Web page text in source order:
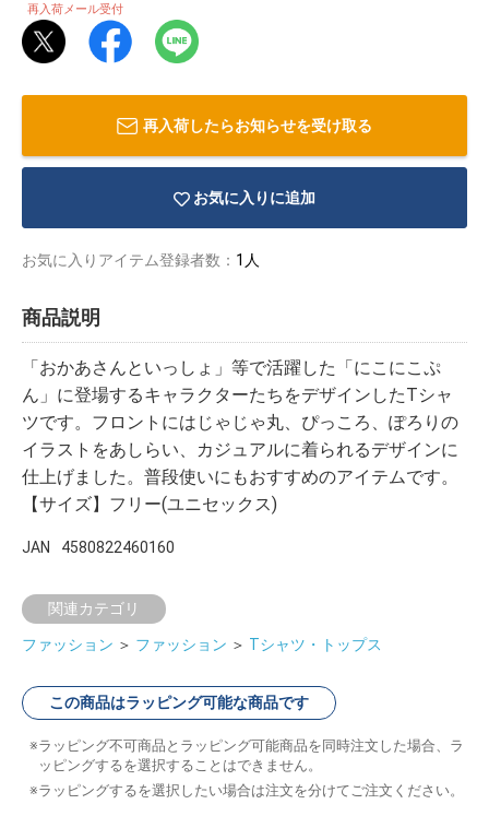
再入荷メール受付
再入荷したらお知らせを受け取る
お気に入りに追加
お気に入りアイテム登録者数： 1人
商品説明
「おかあさんといっしょ」等で活躍した「にこにこぷ
ん」に登場するキャラクターたちをデザインしたTシャ
ツです。フロントにはじゃじゃ丸、ぴっころ、ぽろりの
イラストをあしらい、カジュアルに着られるデザインに
仕上げました。普段使いにもおすすめのアイテムです。
【サイズ】フリー(ユニセックス)
JAN 4580822460160
関連カテゴリ
ファッション ＞ ファッション ＞ Tシャツ・トップス
この商品はラッピング可能な商品です
ラッピング不可商品とラッピング可能商品を同時注文した場合、ラ
ッピングするを選択することはできません。
ラッピングするを選択したい場合は注文を分けてご注文ください。
イラストレ
ーター
ッズ